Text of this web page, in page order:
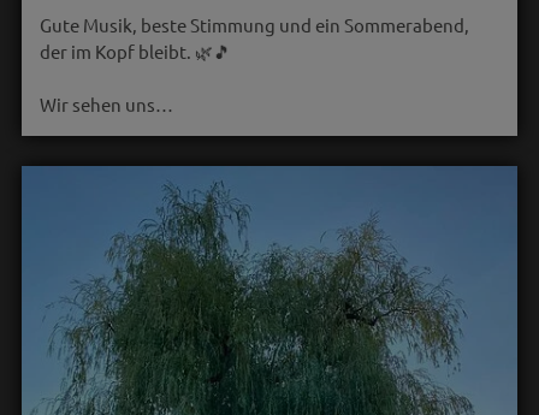
Gute Musik, beste Stimmung und ein Sommerabend,
der im Kopf bleibt. 🌿🎵
Wir sehen uns…